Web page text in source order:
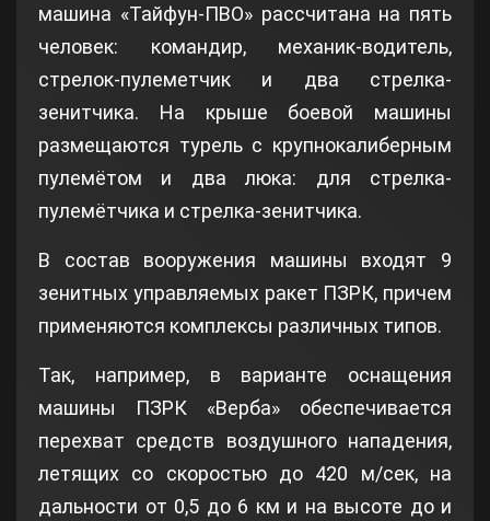
машина «Тайфун-ПВО» рассчитана на пять
человек: командир, механик-водитель,
стрелок-пулеметчик и два стрелка-
зенитчика. На крыше боевой машины
размещаются турель с крупнокалиберным
пулемётом и два люка: для стрелка-
пулемётчика и стрелка-зенитчика.
В состав вооружения машины входят 9
зенитных управляемых ракет ПЗРК, причем
применяются комплексы различных типов.
Так, например, в варианте оснащения
машины ПЗРК «Верба» обеспечивается
перехват средств воздушного нападения,
летящих со скоростью до 420 м/сек, на
дальности от 0,5 до 6 км и на высоте до и